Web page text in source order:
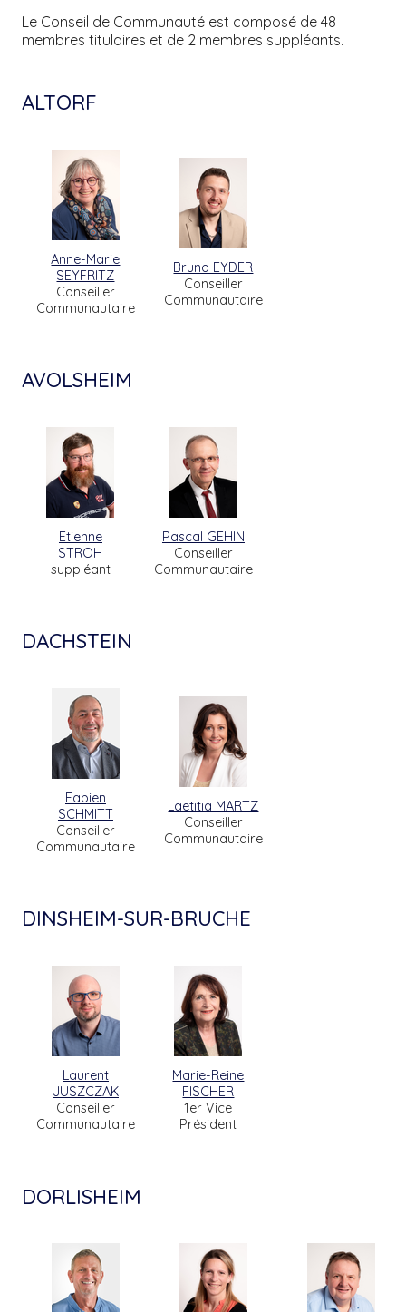
Le Conseil de Communauté est composé de 48
membres titulaires et de 2 membres suppléants.
ALTORF
Anne-Marie
SEYFRITZ
Conseiller
Communautaire
Bruno EYDER
Conseiller
Communautaire
AVOLSHEIM
Etienne
STROH
suppléant
Pascal GEHIN
Conseiller
Communautaire
DACHSTEIN
Fabien
SCHMITT
Conseiller
Communautaire
Laetitia MARTZ
Conseiller
Communautaire
DINSHEIM-SUR-BRUCHE
Laurent
JUSZCZAK
Conseiller
Communautaire
Marie-Reine
FISCHER
1er Vice
Président
DORLISHEIM